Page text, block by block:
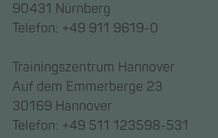
90431 Nürnberg
Telefon: +49 911 9619-0
Trainingszentrum Hannover
Auf dem Emmerberge 23
30169 Hannover
Telefon: +49 511 123598-531